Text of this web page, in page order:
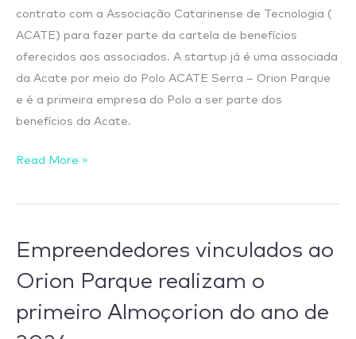
contrato com a Associação Catarinense de Tecnologia (
ACATE) para fazer parte da cartela de benefícios
oferecidos aos associados. A startup já é uma associada
da Acate por meio do Polo ACATE Serra – Orion Parque
e é a primeira empresa do Polo a ser parte dos
benefícios da Acate.
Read More »
Empreendedores vinculados ao
Orion Parque realizam o
primeiro Almoçorion do ano de
Empreendedores
vinculados
ao
Orion